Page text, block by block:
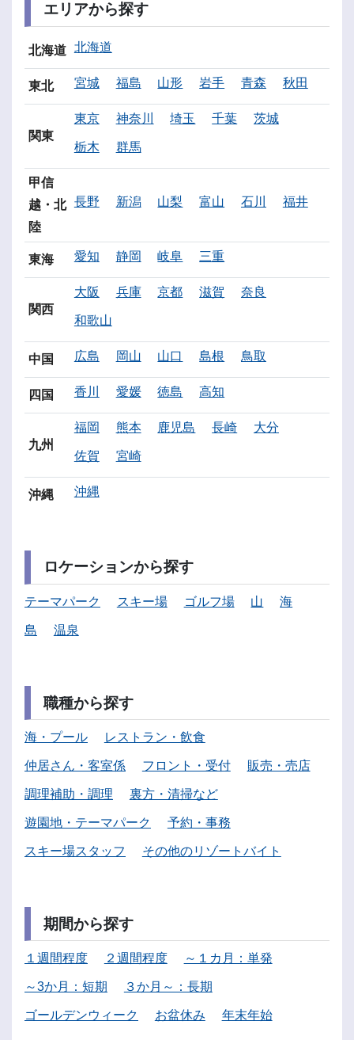
エリアから探す
北海道 北海道
東北 宮城 福島 山形 岩手 青森 秋田
関東
東京 神奈川 埼玉 千葉 茨城
栃木 群馬
甲信
越・北
陸
長野 新潟 山梨 富山 石川 福井
東海 愛知 静岡 岐阜 三重
関西
大阪 兵庫 京都 滋賀 奈良
和歌山
中国 広島 岡山 山口 島根 鳥取
四国 香川 愛媛 徳島 高知
九州
福岡 熊本 鹿児島 長崎 大分
佐賀 宮崎
沖縄 沖縄
ロケーションから探す
テーマパーク スキー場 ゴルフ場 山 海
島 温泉
職種から探す
海・プール レストラン・飲食
仲居さん・客室係 フロント・受付 販売・売店
調理補助・調理 裏方・清掃など
遊園地・テーマパーク 予約・事務
スキー場スタッフ その他のリゾートバイト
期間から探す
１週間程度 ２週間程度 ～１カ月：単発
～3か月：短期 ３か月～：長期
ゴールデンウィーク お盆休み 年末年始